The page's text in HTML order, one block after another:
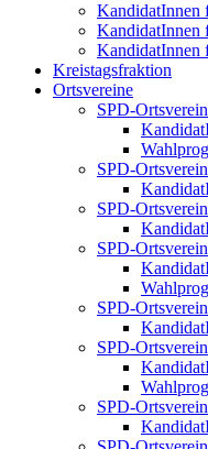
Kan­di­da­tIn­nen
Kan­di­da­tIn­nen
Kan­di­da­tIn­nen
Kreis­tags­frak­ti­on
Orts­ver­ei­ne
SPD-
SPD-
SPD-
SPD-
SPD-
SPD-
SPD-